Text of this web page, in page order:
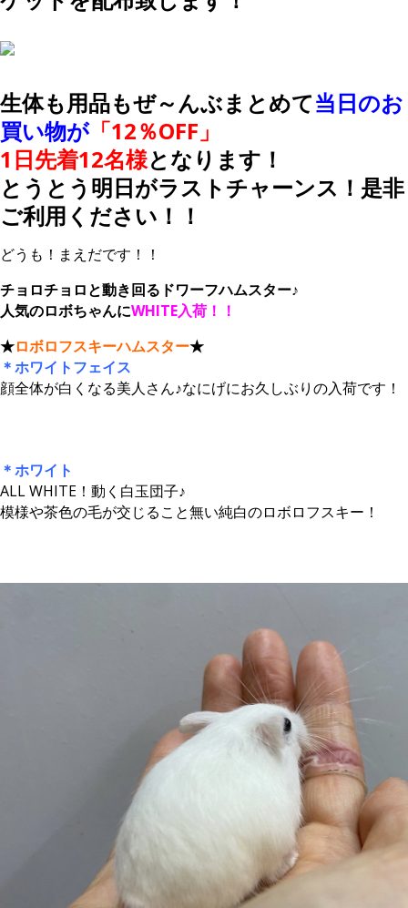
生体も用品もぜ～んぶまとめて当日のお
買い物が「12％OFF」
1日先着12名様となります！
とうとう明日がラストチャーンス！是非
ご利用ください！！
どうも！まえだです！！
チョロチョロと動き回るドワーフハムスター♪
人気のロボちゃんにWHITE入荷！！
★ロボロフスキーハムスター★
＊ホワイトフェイス
顔全体が白くなる美人さん♪なにげにお久しぶりの入荷です！
＊ホワイト
ALL WHITE！動く白玉団子♪
模様や茶色の毛が交じること無い純白のロボロフスキー！